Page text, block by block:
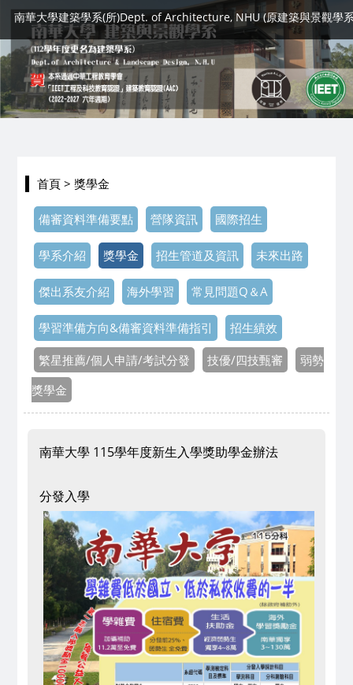
南華大學建築學系(所)Dept. of Architecture, NHU (原建築與景觀學
首頁 > 獎學金
備審資料準備要點 營隊資訊 國際招生
學系介紹 獎學金 招生管道及資訊 未來出路
傑出系友介紹 海外學習 常見問題Q＆A
學習準備方向&備審資料準備指引 招生績效
繁星推薦/個人申請/考試分發 技優/四技甄審
弱勢
獎學金
南華大學 115學年度新生入學獎助學金辦法
分發入學